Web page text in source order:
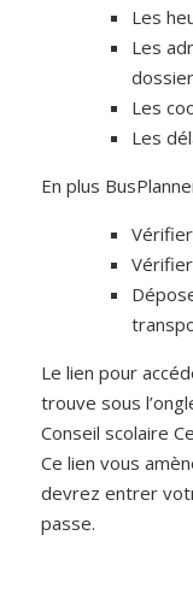
Les
Les
Les
Les
En plus
Le lien pour
trouve sous
Conseil scolaire
Ce lien vous
devrez entrer
passe.